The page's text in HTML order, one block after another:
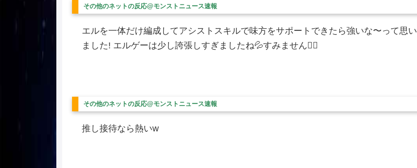
その他のネットの反応@モンストニュース速報
エルを一体だけ編成してアシストスキルで味方をサポートできたら強いな〜って思い
ました! エルゲーは少し誇張しすぎましたね💦すみません🙇‍♂️
その他のネットの反応@モンストニュース速報
推し接待なら熱いw